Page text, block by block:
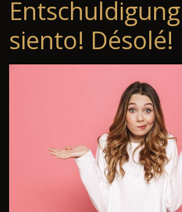
siento! Désolé!